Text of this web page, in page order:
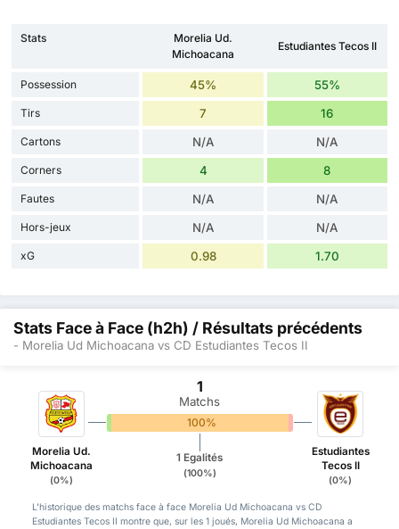
Stats
Morelia Ud.
Michoacana
Estudiantes Tecos II
Possession 45% 55%
Tirs 7 16
Cartons N/A N/A
Corners 4 8
Fautes N/A N/A
Hors-jeux N/A N/A
xG 0.98 1.70
Stats Face à Face (h2h) / Résultats précédents
- Morelia Ud Michoacana vs CD Estudiantes Tecos II
Morelia Ud.
Michoacana
(0%)
1
Matchs
100% 0%
1 Egalités
(100%)
Estudiantes
Tecos II
(0%)
L'historique des matchs face à face Morelia Ud Michoacana vs CD
Estudiantes Tecos II montre que, sur les 1 joués, Morelia Ud Michoacana a